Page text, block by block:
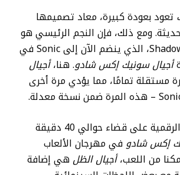
تعود بعودة كبيرة، معاد تصميمها
ومع ذلك، فإن النجم الرئيسي هو
Shadow the Hedgehog، الذي ينضم الآن إلى Sonic في
أجيال سونيك إكس شادو. هنا،أجيال
مستقلة تمامًا، مما يؤدي مرة أخرى
حصلت الاتجاهات الرقمية على قضاء حوالي 40 دقيقة
إكس شادوفي مهرجان الألعاب
من اللعب،أجيال الظل هي إضافة